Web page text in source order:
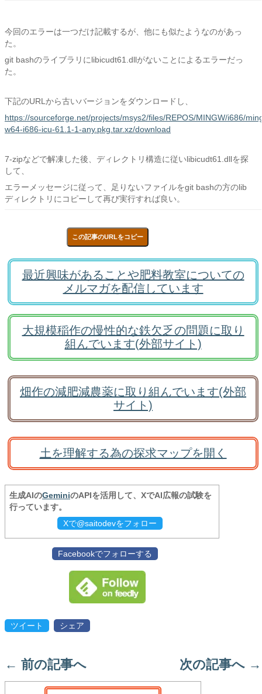
今回のエラーは一つだけ記載するが、他にも似たようなのがあっ
た。
git bashのライブラリにlibicudt61.dllがないことによるエラーだっ
た。
下記のURLから古いバージョンをダウンロードし、
https://sourceforge.net/projects/msys2/files/REPOS/MINGW/i686/
w64-i686-icu-61.1-1-any.pkg.tar.xz/download
7-zipなどで解凍した後、ディレクトリ構造に従いlibicudt61.dllを探
して、
エラーメッセージに従って、足りないファイルをgit bashの方のlib
ディレクトリにコピーして再び実行すれば良い。
この記事のURLをコピー
最近興味があることや肥料教室についての
メルマガを配信しています
大規模稲作の慢性的な鉄欠乏の問題に取り
組んでいます(外部サイト)
畑作の減肥減農薬に取り組んでいます(外部
サイト)
土を理解する為の探求マップを開く
生成AIのGeminiのAPIを活用して、XでAI広報の試験を
行っています。
Xで@saitodevをフォロー
Facebookでフォローする
ツイート シェア
← 前の記事へ 次の記事へ →